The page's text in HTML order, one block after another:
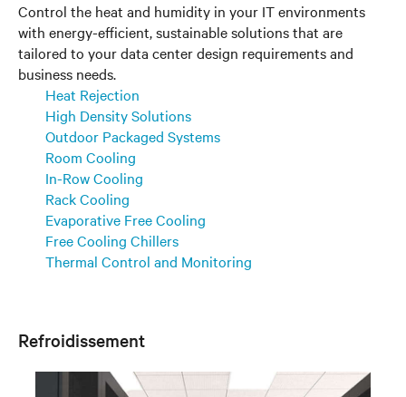
Control the heat and humidity in your IT environments
with energy-efficient, sustainable solutions that are
tailored to your data center design requirements and
business needs.
Heat Rejection
High Density Solutions
Outdoor Packaged Systems
Room Cooling
In-Row Cooling
Rack Cooling
Evaporative Free Cooling
Free Cooling Chillers
Thermal Control and Monitoring
Refroidissement